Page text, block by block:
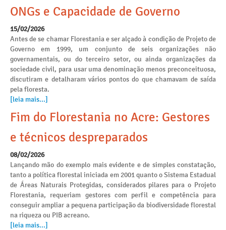
ONGs e Capacidade de Governo
15/02/2026
Antes de se chamar Florestania e ser alçado à condição de Projeto de
Governo em 1999, um conjunto de seis organizações não
governamentais, ou do terceiro setor, ou ainda organizações da
sociedade civil, para usar uma denominação menos preconceituosa,
discutiram e detalharam vários pontos do que chamavam de saída
pela floresta.
[leia mais...]
Fim do Florestania no Acre: Gestores
e técnicos despreparados
08/02/2026
Lançando mão do exemplo mais evidente e de simples constatação,
tanto a política florestal iniciada em 2001 quanto o Sistema Estadual
de Áreas Naturais Protegidas, considerados pilares para o Projeto
Florestania, requeriam gestores com perfil e competência para
conseguir ampliar a pequena participação da biodiversidade florestal
na riqueza ou PIB acreano.
[leia mais...]